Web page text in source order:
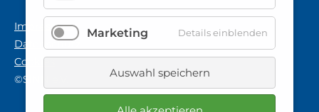
Impressum
Datenschutz
Cookies
©SiNN e.V.
Marketing Details einblenden
Auswahl speichern